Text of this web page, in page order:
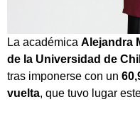
La académica Alejandra
de la Universidad de
tras imponerse con un
vuelta, que tuvo lugar